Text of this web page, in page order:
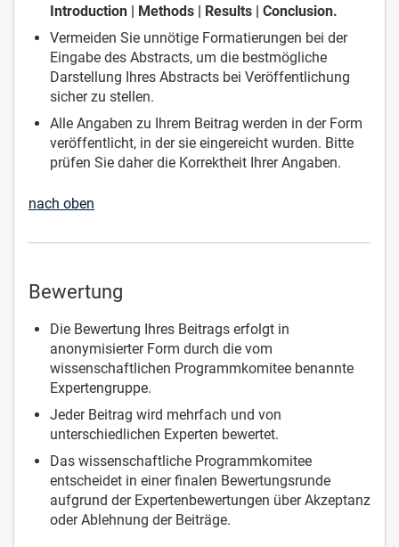
Introduction | Methods | Results | Conclusion.
Vermeiden Sie unnötige Formatierungen bei der
Eingabe des Abstracts, um die bestmögliche
Darstellung Ihres Abstracts bei Veröffentlichung
sicher zu stellen.
Alle Angaben zu Ihrem Beitrag werden in der Form
veröffentlicht, in der sie eingereicht wurden. Bitte
prüfen Sie daher die Korrektheit Ihrer Angaben.
nach oben
Bewertung
Die Bewertung Ihres Beitrags erfolgt in
anonymisierter Form durch die vom
wissenschaftlichen Programmkomitee benannte
Expertengruppe.
Jeder Beitrag wird mehrfach und von
unterschiedlichen Experten bewertet.
Das wissenschaftliche Programmkomitee
entscheidet in einer finalen Bewertungsrunde
aufgrund der Expertenbewertungen über Akzeptanz
oder Ablehnung der Beiträge.